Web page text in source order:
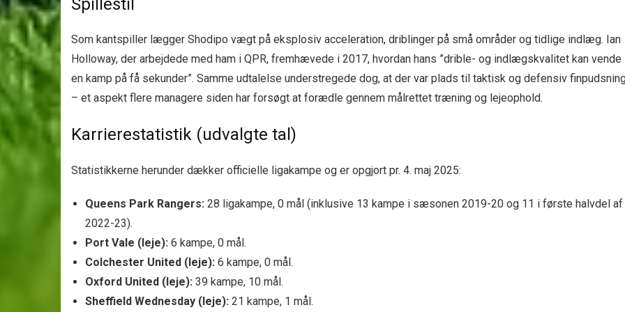
Spillestil
Som kantspiller lægger Shodipo vægt på eksplosiv acceleration, driblinger på små områder og tidlige indlæg. Ian
Holloway, der arbejdede med ham i QPR, fremhævede i 2017, hvordan hans ”drible- og indlægskvalitet kan vende
en kamp på få sekunder”. Samme udtalelse understregede dog, at der var plads til taktisk og defensiv
– et aspekt flere managere siden har forsøgt at forædle gennem målrettet træning og lejeophold.
Karrierestatistik (udvalgte tal)
Statistikkerne herunder dækker officielle ligakampe og er opgjort pr. 4. maj 2025:
Queens Park Rangers: 28 ligakampe, 0 mål (inklusive 13 kampe i sæsonen 2019-20 og 11 i første halvdel af
2022-23).
Port Vale (leje): 6 kampe, 0 mål.
Colchester United (leje): 6 kampe, 0 mål.
Oxford United (leje): 39 kampe, 10 mål.
Sheffield Wednesday (leje): 21 kampe, 1 mål.